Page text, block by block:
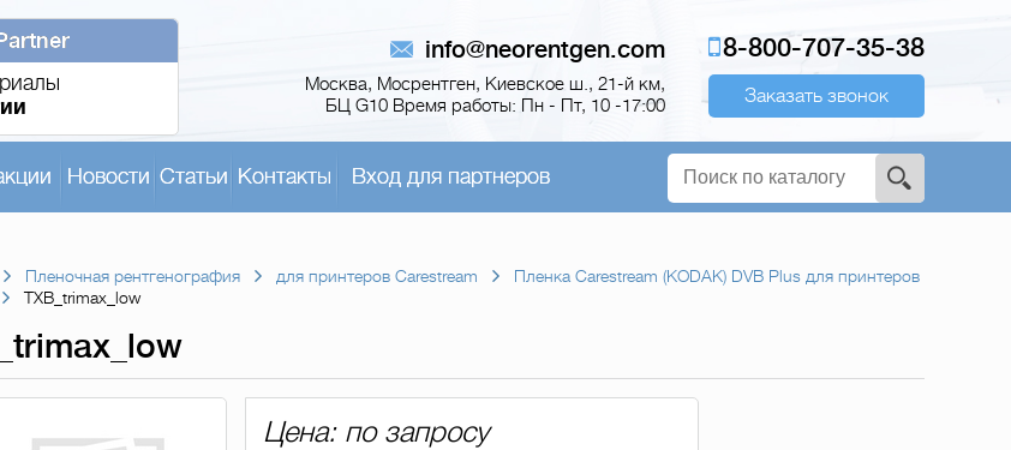
info@neorentgen.com
Москва, Мосрентген, Киевское ш., 21-й км,
БЦ G10 Время работы: Пн - Пт, 10 -17:00
8-800-707-35-38
Заказать звонок
Новости Статьи Контакты Вход для партнеров
Пленочная рентгенография для принтеров Carestream
Пленка Carestream (KODAK) DVB Plus для принтеров
TXB_trimax_low
Цена: по запросу